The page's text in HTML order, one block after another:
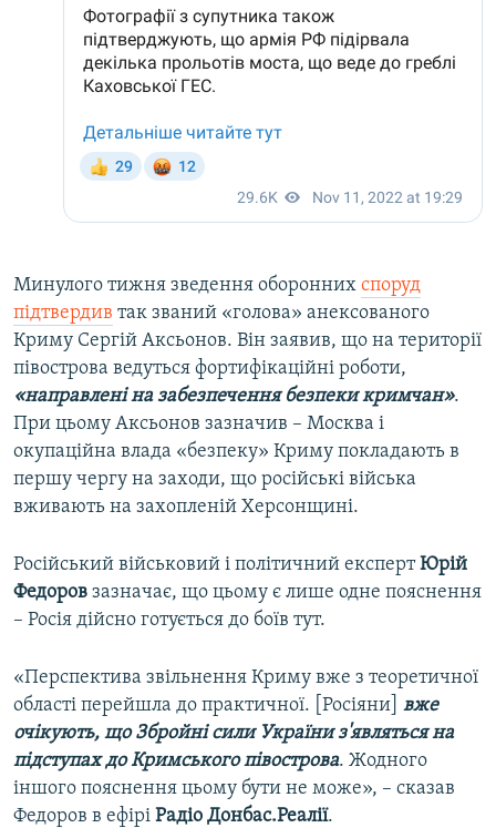
Минулого тижня зведення оборонних споруд
підтвердив так званий «голова» анексованого
Криму Сергій Аксьонов. Він заявив, що на території
півострова ведуться фортифікаційні роботи,
«направлені на забезпечення безпеки кримчан».
При цьому Аксьонов зазначив – Москва і
окупаційна влада «безпеку» Криму покладають в
першу чергу на заходи, що російські війська
вживають на захопленій Херсонщині.
Російський військовий і політичний експертЮрій
Федоров зазначає, що цьому є лише одне пояснення
– Росія дійсно готується до боїв тут.
«Перспектива звільнення Криму вже з теоретичної
області перейшла до практичної. [Росіяни] вже
очікують, що Збройні сили України з'являться на
підступах до Кримського півострова. Жодного
іншого пояснення цьому бути не може», – сказав
Федоров в ефірі Радіо Донбас.Реалії.